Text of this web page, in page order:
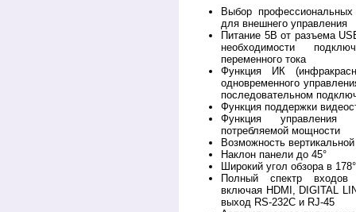
Выбор
для внешнего управления
Питание 5В от разъема
необходимости
переменного тока
Функция ИК
одновременного
последовательном
Функция поддержки
Функция
потребляемой мощности
Возможность
Наклон панели до 45°
Широкий угол обзора в
Полный спектр входов
включая HDMI, DIGITAL
выход RS-232C и RJ-45